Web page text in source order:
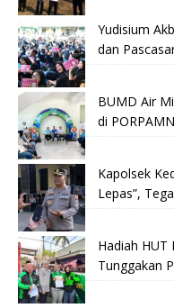
Yudisium
dan
BUMD Air
di
Kapolsek
Lepas”,
Hadiah HUT
Tunggakan